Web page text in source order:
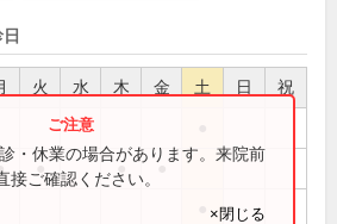
火 水 木 金 土 日 祝
● ● ●
・休業の場合があります。来院前
接ご確認ください。
×閉じる